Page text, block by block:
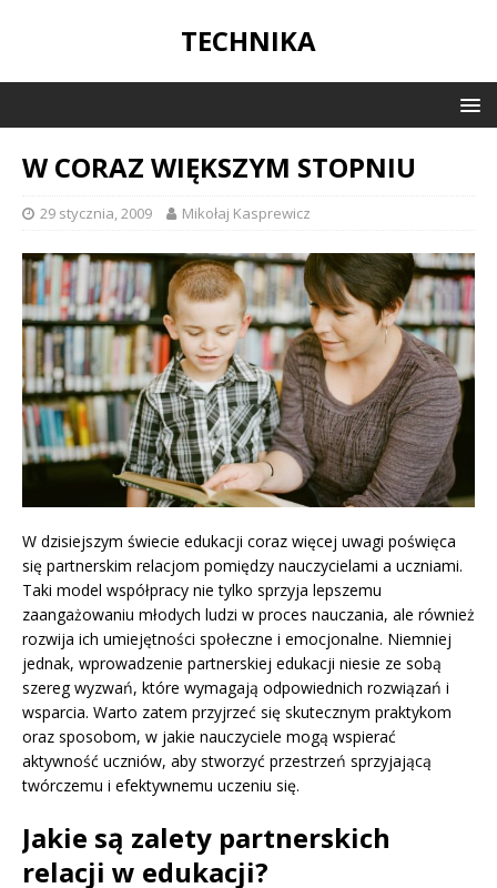
TECHNIKA
W CORAZ WIĘKSZYM STOPNIU
29 stycznia, 2009 Mikołaj Kasprewicz
W dzisiejszym świecie edukacji coraz więcej uwagi poświęca
się partnerskim relacjom pomiędzy nauczycielami a uczniami.
Taki model współpracy nie tylko sprzyja lepszemu
zaangażowaniu młodych ludzi w proces nauczania, ale również
rozwija ich umiejętności społeczne i emocjonalne. Niemniej
jednak, wprowadzenie partnerskiej edukacji niesie ze sobą
szereg wyzwań, które wymagają odpowiednich rozwiązań i
wsparcia. Warto zatem przyjrzeć się skutecznym praktykom
oraz sposobom, w jakie nauczyciele mogą wspierać
aktywność uczniów, aby stworzyć przestrzeń sprzyjającą
twórczemu i efektywnemu uczeniu się.
Jakie są zalety partnerskich
relacji w edukacji?